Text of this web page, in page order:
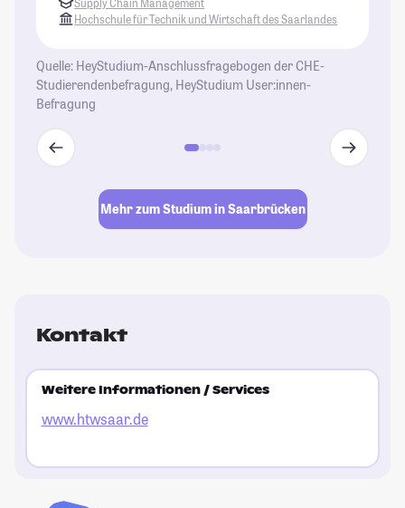
Hochschule für Technik und Wirtschaft des Saarlandes
Quelle: HeyStudium-Anschlussfragebogen der CHE-
Studierendenbefragung, HeyStudium User:innen-
Befragung
Mehr zum Studium in Saarbrücken
Kontakt
Weitere Informationen / Services
www.htwsaar.de